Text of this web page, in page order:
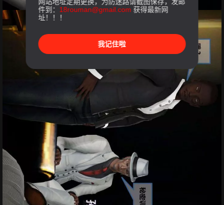
件到： 18rouman@gmail.com 获得最新网
址！！！
我记住啦